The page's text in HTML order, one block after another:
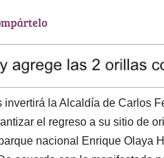
invertirá la Alcaldía de Carlos
el regreso a su sitio de
nacional Enrique Olaya